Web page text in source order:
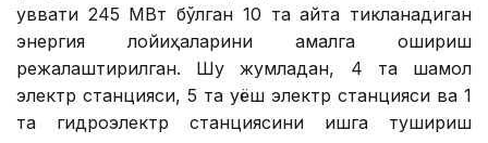
қуввати 245 МВт бўлган 10 та қайта тикланадиган
энергия лойиҳаларини амалга ошириш
режалаштирилган. Шу жумладан, 4 та шамол
электр станцияси, 5 та қуёш электр станцияси ва 1
та гидроэлектр станциясини ишга тушириш